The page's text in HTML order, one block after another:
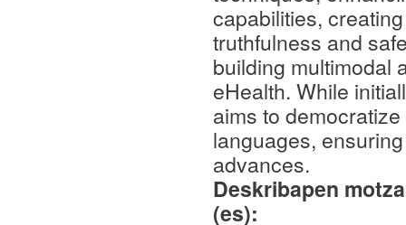
capabilities,
truthfulness and
building multimodal
eHealth. While
aims to
languages,
advances.
Deskribapen
(es):